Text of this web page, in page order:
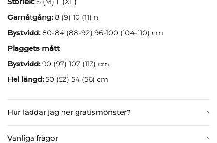
Hur laddar jag ner gratismönster?
Vanliga frågor
Garnåtgång:8 (9) 10 (11) n
Bystvidd:80-84 (88-92) 96-100 (104-110) cm
Plaggets mått
Bystvidd:90 (97) 107 (113) cm
Hel längd:50 (52) 54 (56) cm